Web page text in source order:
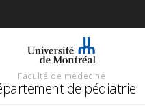
Faculté de médecine
de pédiatrie